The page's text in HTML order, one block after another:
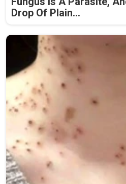
Drop Of Plain...